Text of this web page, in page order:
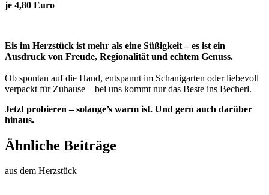
je 4,80 Euro
Eis im Herzstück ist mehr als eine Süßigkeit – es ist ein
Ausdruck von Freude, Regionalität und echtem Genuss.
Ob spontan auf die Hand, entspannt im Schanigarten oder liebevoll
verpackt für Zuhause – bei uns kommt nur das Beste ins Becherl.
Jetzt probieren – solange’s warm ist. Und gern auch darüber
hinaus.
Ähnliche Beiträge
aus dem Herzstück